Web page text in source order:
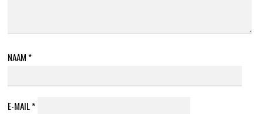
NAAM *
E-MAIL*